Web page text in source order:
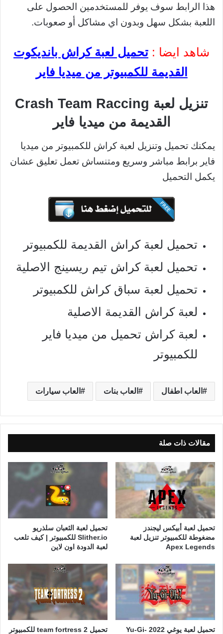
هذا الرابط سوف يوفر للمستخدمين الحصول على
اللعبة بشكل سهل وبدون اي مشاكل أو صعوبات.
شاهد ايضا : تحميل لعبة كراش بانديكوت
القديمة للكمبيوتر من ميديا فاير
تنزيل لعبة Crash Team Raccing
القديمة من ميديا فاير
يمكنك تحميل وتنزيل لعبة كراش للكمبيوتر من ميديا
فاير برابط مباشر وسريع ومتنساش تعمل تعليق عشان
يكمل التحميل
تحميل لعبة كراش القديمة للكمبيوتر
تحميل لعبة كراش تيم ريسينج الاصلية
تحميل لعبة سباق كراش للكمبيوتر
لعبة كراش القديمة الاصلية
لعبة كراش تحميل من ميديا فاير
للكمبيوتر
العاب اطفال العاب بنات العاب سيارات
مقالات ذات صلة
تحميل لعبة أبيكس ليجندز
مضغوطة للكمبيوتر تنزيل لعبة
Apex Legends
تحميل لعبة الثعبان سلذريو
Slither.io للكمبيوتر | كيف تلعب
لعبة الدودة اون لاين
تحميل لعبة يوغي 2022 Yu-Gi-
تحميل team fortress 2 للكمبيوتر